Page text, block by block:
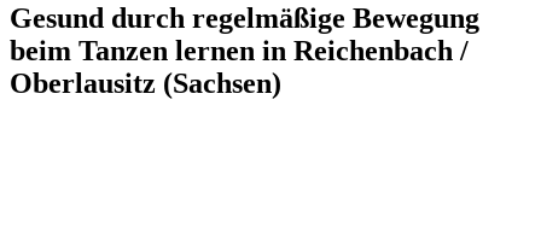
Gesund durch regelmäßige Bewegung
beim Tanzen lernen in Reichenbach /
Oberlausitz (Sachsen)